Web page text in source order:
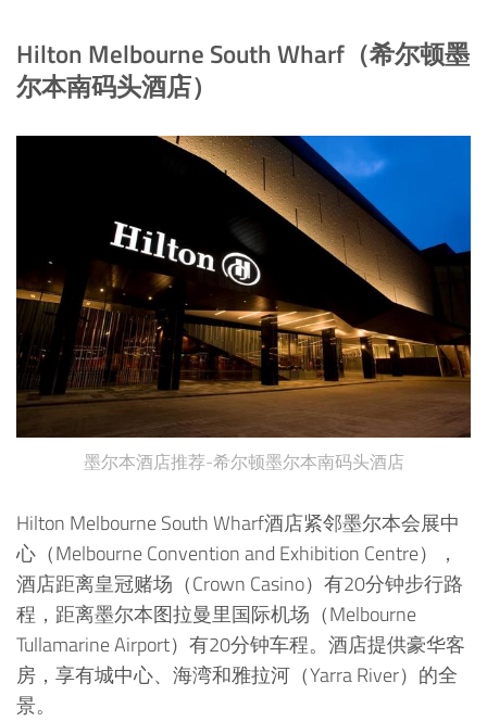
Hilton Melbourne South Wharf（希尔顿墨
尔本南码头酒店）
墨尔本酒店推荐-希尔顿墨尔本南码头酒店
Hilton Melbourne South Wharf酒店紧邻墨尔本会展中
心（Melbourne Convention and Exhibition Centre），
酒店距离皇冠赌场（Crown Casino）有20分钟步行路
程，距离墨尔本图拉曼里国际机场（Melbourne
Tullamarine Airport）有20分钟车程。酒店提供豪华客
房，享有城中心、海湾和雅拉河（Yarra River）的全
景。